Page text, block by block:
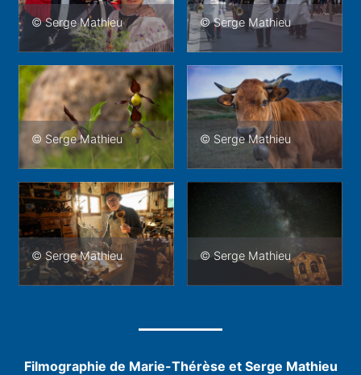
© Serge Mathieu © Serge Mathieu
© Serge Mathieu © Serge Mathieu
© Serge Mathieu © Serge Mathieu
Filmographie de Marie-Thérèse et Serge Mathieu